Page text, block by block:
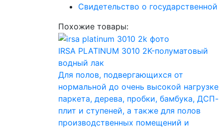
Свидетельство о
Похожие товары:
IRSA PLATINUM 3010 2K-полуматовый
водный лак
Для полов, подвергающихся от
нормальной до очень высокой
паркета, дерева, пробки, бамбука, ДСП-
плит и ступеней, а также для полов
производственных помещений и